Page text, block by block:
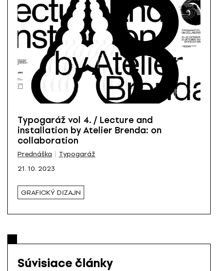
Typogaráž vol 4. / Lecture and
installation by Atelier Brenda: on
collaboration
Prednáška
Typogaráž
21. 10. 2023
GRAFICKÝ DIZAJN
Súvisiace články